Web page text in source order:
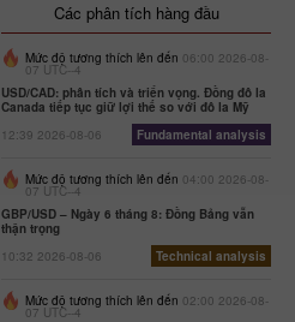
Các phân tích hàng đầu
Mức độ tương thích lên đến 06:00 2026-08-
07 UTC--4
USD/CAD: phân tích và triển vọng. Đồng đô la
Canada tiếp tục giữ lợi thế so với đô la Mỹ
12:39 2026-08-06
Fundamental analysis
Mức độ tương thích lên đến 04:00 2026-08-
07 UTC--4
GBP/USD – Ngày 6 tháng 8: Đồng Bảng vẫn
thận trọng
10:32 2026-08-06
Technical analysis
Mức độ tương thích lên đến 02:00 2026-08-
07 UTC--4